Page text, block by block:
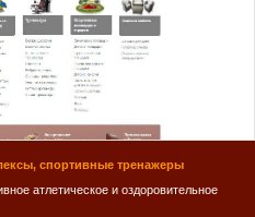
спортивные тренажеры
атлетическое и оздоровительное